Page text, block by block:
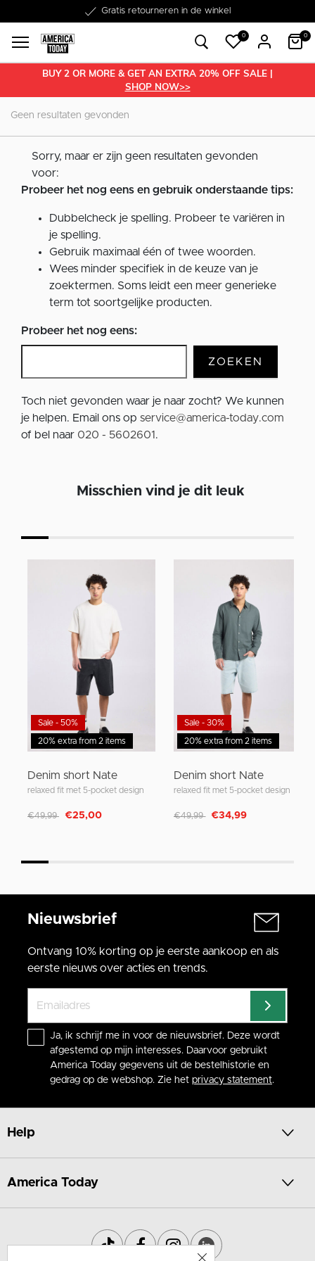
Gratis verzending vanaf €50
Binnen 1-3 werkdagen in huis
30 dagen retourrecht
Gratis retourneren in de winkel
€10 welkomstkorting
Word lid van onze Member Club!
0 0
BUY 2 OR MORE & GET AN EXTRA 20% OFF SALE |
SHOP NOW>>
Geen resultaten gevonden
Sorry, maar er zijn geen resultaten gevonden
voor:
Probeer het nog eens en gebruik onderstaande tips:
Dubbelcheck je spelling. Probeer te variëren in
je spelling.
Gebruik maximaal één of twee woorden.
Wees minder specifiek in de keuze van je
zoektermen. Soms leidt een meer generieke
term tot soortgelijke producten.
Probeer het nog eens:
ZOEKEN
Toch niet gevonden waar je naar zocht? We kunnen
je helpen. Email ons op service@america-today.com
of bel naar 020 - 5602601.
Misschien vind je dit leuk
20% extra from 2 items
Sale - 50%
Denim short Nate
relaxed fit met 5-pocket design
Afgeprijsd van
€49,99 naar
€25,00
20% extra from 2 items
Sale - 30%
Denim short Nate
relaxed fit met 5-pocket design
Afgeprijsd van
€49,99 naar
€34,99
Nieuwsbrief
Ontvang 10% korting op je eerste aankoop en als
eerste nieuws over acties en trends.
Ja, ik schrijf me in voor de nieuwsbrief. Deze wordt
afgestemd op mijn interesses. Daarvoor gebruikt
America Today gegevens uit de bestelhistorie en
gedrag op de webshop. Zie het privacy statement.
Help
America Today